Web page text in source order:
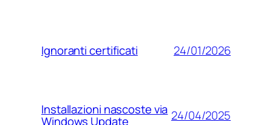
Ignoranti certificati 24/01/2026
Installazioni nascoste via
Windows Update 24/04/2025